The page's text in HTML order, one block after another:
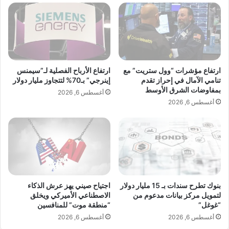
ز
ل
إ
س
ت
ث
م
ا
ر
ع
ق
ي
ر
ء
إ
ع
ص
ا
ر
د
ا
ا
ل
ا
ش
د
ا
ارتفاع مؤشرات “وول ستريت” مع
تنامي الآمال في إحراز تقدم
بمفاوضات الشرق الأوسط
أغسطس 6, 2026
ارتفاع الأرباح الفصلية لـ”سيمنس
إينرجي” بـ70% لتتجاوز مليار دولار
أغسطس 6, 2026
بنوك تطرح سندات بـ 15 مليار دولار
لتمويل مركز بيانات مدعوم من
“غوغل”
أغسطس 6, 2026
اجتياح صيني يهز عرش الذكاء
الاصطناعي الأميركي ويخلق
“منطقة موت” للمنافسين
أغسطس 6, 2026